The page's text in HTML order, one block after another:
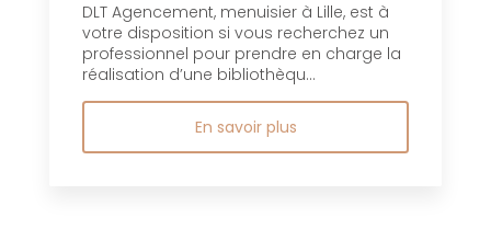
DLT Agencement, menuisier à Lille, est à
votre disposition si vous recherchez un
professionnel pour prendre en charge la
réalisation d’une bibliothèqu...
En savoir plus